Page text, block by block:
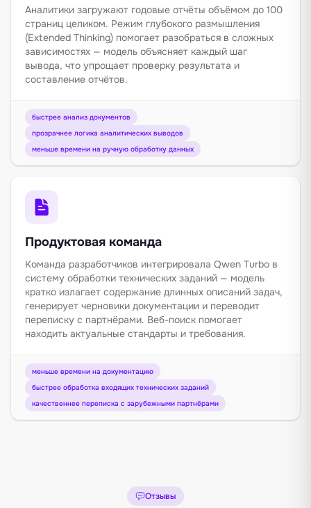
Аналитики загружают годовые отчёты объёмом до 100
страниц целиком. Режим глубокого размышления
(Extended Thinking) помогает разобраться в сложных
зависимостях — модель объясняет каждый шаг
вывода, что упрощает проверку результата и
составление отчётов.
быстрее анализ документов
прозрачнее логика аналитических выводов
меньше времени на ручную обработку данных
Продуктовая команда
Команда разработчиков интегрировала Qwen Turbo в
систему обработки технических заданий — модель
кратко излагает содержание длинных описаний задач,
генерирует черновики документации и переводит
переписку с партнёрами. Веб-поиск помогает
находить актуальные стандарты и требования.
меньше времени на документацию
быстрее обработка входящих технических заданий
качественнее переписка с зарубежными партнёрами
Отзывы